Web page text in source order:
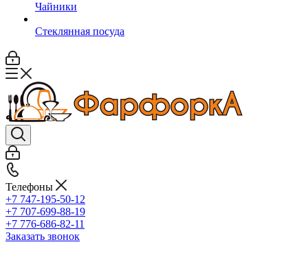
Чайники
Стеклянная посуда
Телефоны
+7 747-195-50-12
+7 707-699-88-19
+7 776-686-82-11
Заказать звонок